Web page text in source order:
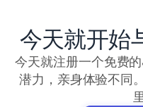
今天就开始
今天就注册一个免费
潜力，亲身体验不同